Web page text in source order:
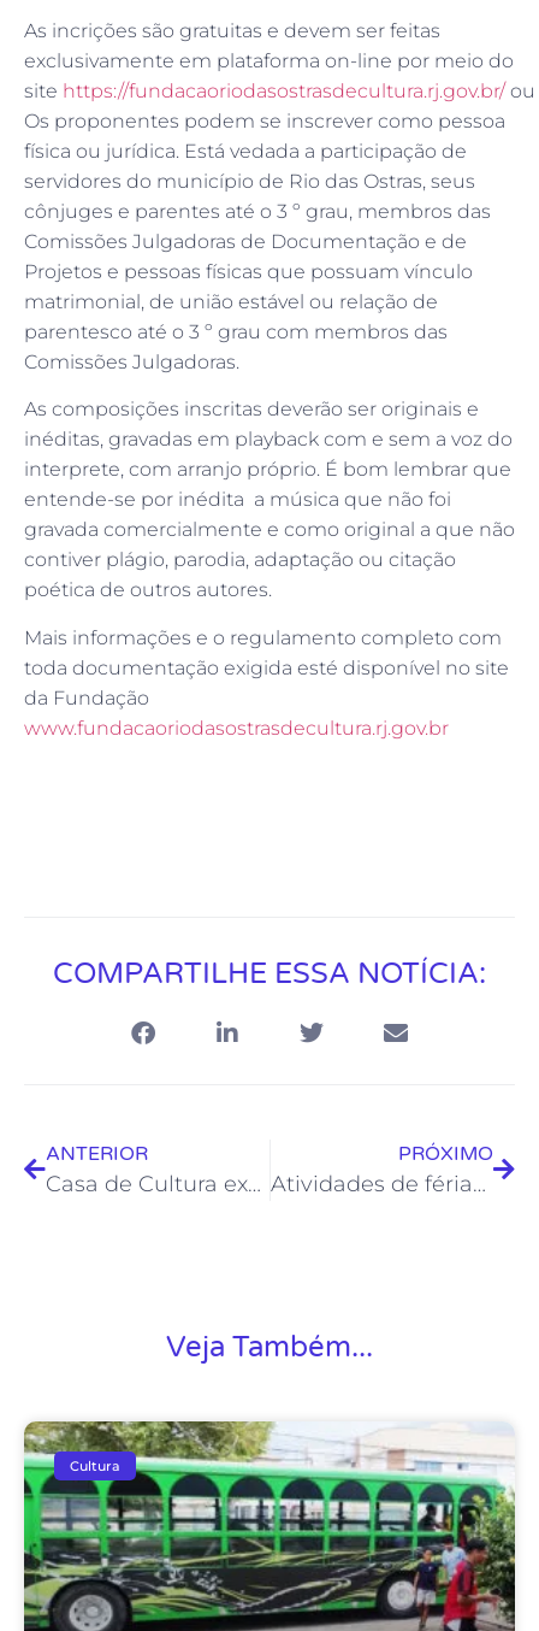
As incrições são gratuitas e devem ser feitas
exclusivamente em plataforma on-line por meio do
site https://fundacaoriodasostrasdecultura.rj.gov.br/ou
Os proponentes podem se inscrever como pessoa
física ou jurídica. Está vedada a participação de
servidores do município de Rio das Ostras, seus
cônjuges e parentes até o 3 º grau, membros das
Comissões Julgadoras de Documentação e de
Projetos e pessoas físicas que possuam vínculo
matrimonial, de união estável ou relação de
parentesco até o 3 º grau com membros das
Comissões Julgadoras.
As composições inscritas deverão ser originais e
inéditas, gravadas em playback com e sem a voz do
interprete, com arranjo próprio. É bom lembrar que
entende-se por inédita a música que não foi
gravada comercialmente e como original a que não
contiver plágio, parodia, adaptação ou citação
poética de outros autores.
Mais informações e o regulamento completo com
toda documentação exigida esté disponível no site
da Fundação
www.fundacaoriodasostrasdecultura.rj.gov.br
COMPARTILHE ESSA NOTÍCIA:
ANTERIOR
Casa de Cultura expõe obras participantes do IV Concurso de Presépios
PRÓXIMO
Atividades de férias da Fundação de Cultura vão movimentar Rio das Ostras em janeiro
Veja Também...
Cultura